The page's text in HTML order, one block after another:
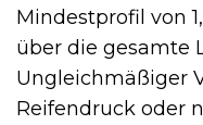
Mindestprofil von
über die gesamte
Ungleichmäßiger
Reifendruck oder